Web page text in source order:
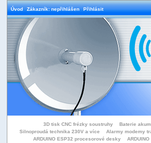
Úvod Zákazník: nepřihlášen Přihlásit
3D tisk CNC frézky soustruhy Baterie
Silnoproudá technika 230V a více
Alarmy modemy
ARDUINO ESP32 procesorové desky